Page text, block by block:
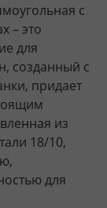
с
– это
для
созданный с
придает
из
18/10,
для